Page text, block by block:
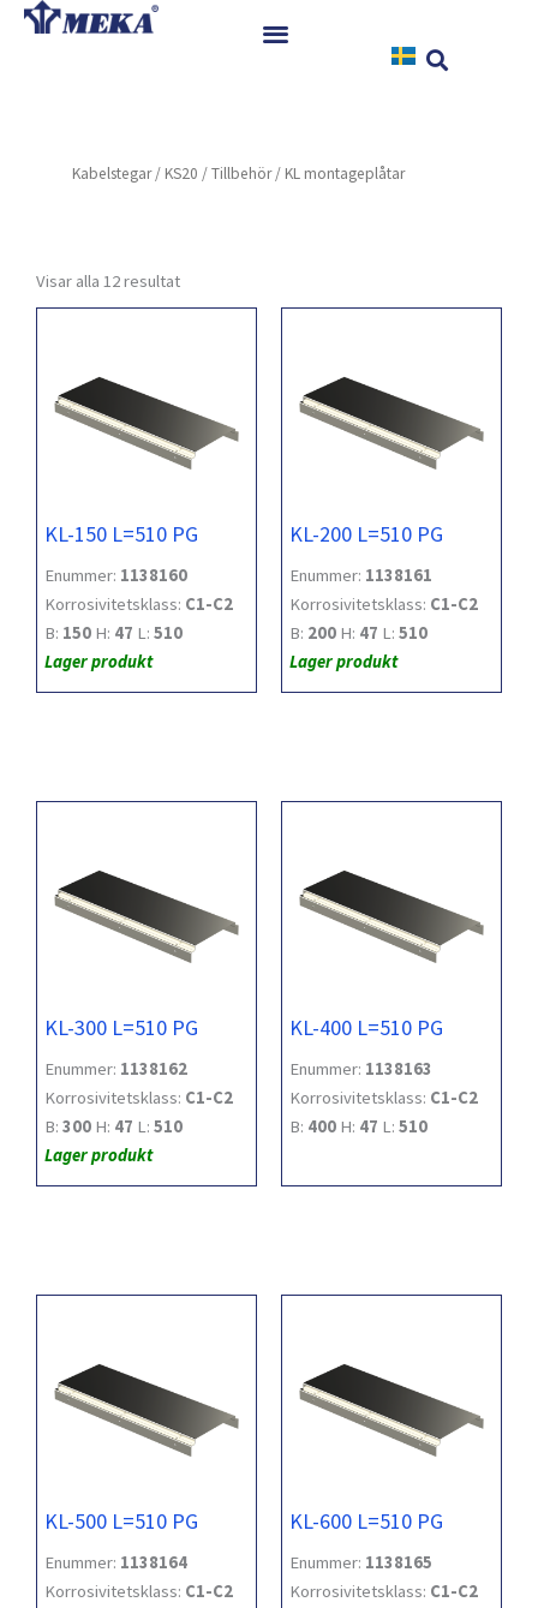
Hoppa
Referenser
Kabelstegar/ KS20 /Tillbehör/ KL montageplåtar
Visar alla 12 resultat
KL-150 L=510 PG
Enummer: 1138160
Korrosivitetsklass: C1-C2
B: 150 H: 47 L: 510
Lager produkt
KL-200 L=510 PG
Enummer: 1138161
Korrosivitetsklass: C1-C2
B: 200 H: 47 L: 510
Lager produkt
KL-300 L=510 PG
Enummer: 1138162
Korrosivitetsklass: C1-C2
B: 300 H: 47 L: 510
Lager produkt
KL-400 L=510 PG
Enummer: 1138163
Korrosivitetsklass: C1-C2
B: 400 H: 47 L: 510
KL-500 L=510 PG
Enummer: 1138164
Korrosivitetsklass: C1-C2
KL-600 L=510 PG
Enummer: 1138165
Korrosivitetsklass: C1-C2